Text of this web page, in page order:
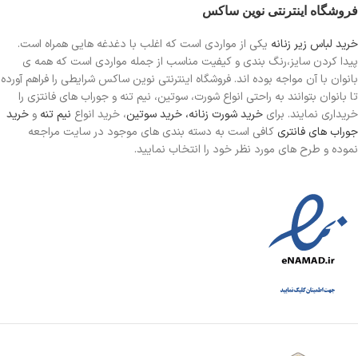
فروشگاه اینترنتی نوین ساکس
خرید لباس زیر زنانه یکی از مواردی است که اغلب با دغدغه هایی همراه است.
پیدا کردن سایز،رنگ بندی و کیفیت مناسب از جمله مواردی است که همه ی
بانوان با آن مواجه بوده اند. فروشگاه اینترنتی نوین ساکس شرایطی را فراهم آورده
تا بانوان بتوانند به راحتی انواع شورت، سوتین، نیم تنه و جوراب های فانتزی را
خریداری نمایند. برای خرید شورت زنانه، خرید سوتین، خرید انواع نیم تنه و خرید
جوراب های فانتری کافی است به دسته بندی های موجود در سایت مراجعه
نموده و طرح های مورد نظر خود را انتخاب نمایید.